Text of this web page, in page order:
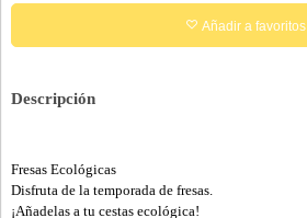
Añadir a favoritos
Descripción
Fresas Ecológicas
Disfruta de la temporada de fresas.
¡Añadelas a tu cestas ecológica!